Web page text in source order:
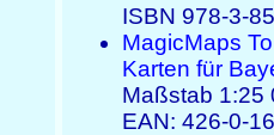
ISBN 978-3-
MagicMaps
Karten für
Maßstab 1:25
EAN: 426-0-